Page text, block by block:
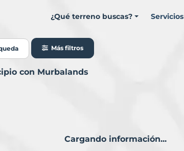
¿Qué terreno buscas? Servicios
Más filtros
con Murbalands
Cargando información...